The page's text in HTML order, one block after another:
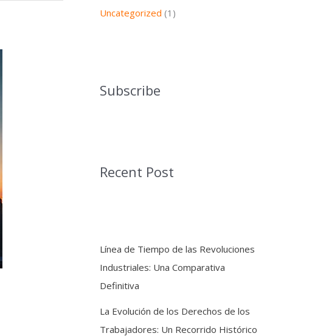
Uncategorized (1)
Subscribe
Recent Post
Línea de Tiempo de las Revoluciones
Industriales: Una Comparativa
Definitiva
La Evolución de los Derechos de los
Trabajadores: Un Recorrido Histórico